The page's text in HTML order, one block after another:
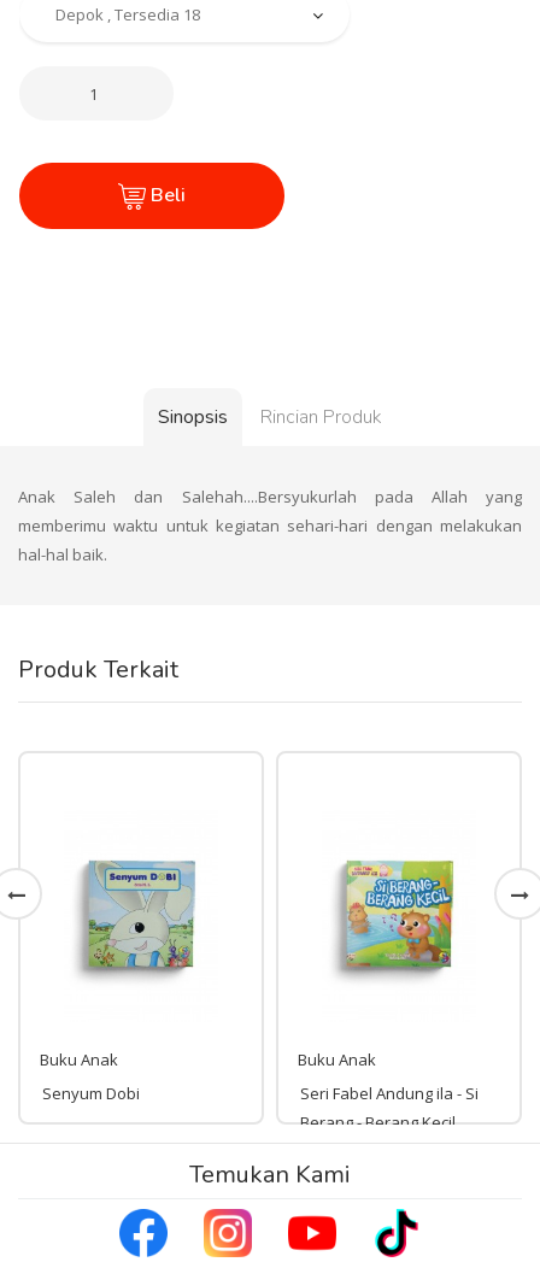
Beli
Sinopsis Rincian Produk
Anak Saleh dan Salehah....Bersyukurlah pada Allah yang
memberimu waktu untuk kegiatan sehari-hari dengan melakukan
hal-hal baik.
Produk Terkait
Buku Anak
Senyum Dobi
34,000
Buku Anak
Seri Fabel Andung ila - Si
Berang - Berang Kecil
Rp 59,000
Temukan Kami